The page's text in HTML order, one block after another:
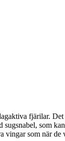
fjärilar.
sugsnabel, som
vingar som när